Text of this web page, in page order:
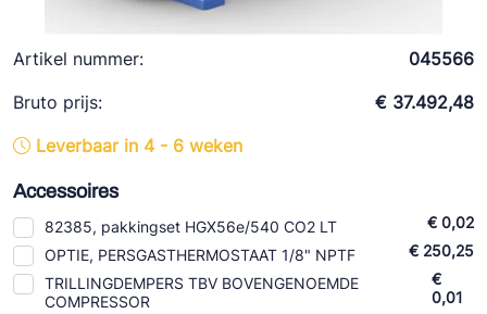
ESK Schultze
TEKLAB
Artikel nummer:
045566
Bruto prijs:
€ 37.492,48
Leverbaar in 4 - 6 weken
Accessoires
82385, pakkingset HGX56e/540 CO2 LT
€ 0,02
OPTIE, PERSGASTHERMOSTAAT 1/8" NPTF
€ 250,25
TRILLINGDEMPERS TBV BOVENGENOEMDE
COMPRESSOR
€
0,01